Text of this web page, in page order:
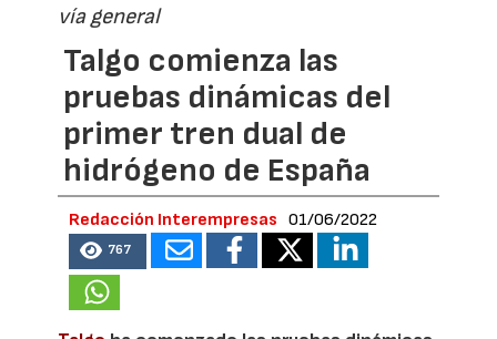
vía general
Talgo comienza las
pruebas dinámicas del
primer tren dual de
hidrógeno de España
Redacción Interempresas 01/06/2022
767